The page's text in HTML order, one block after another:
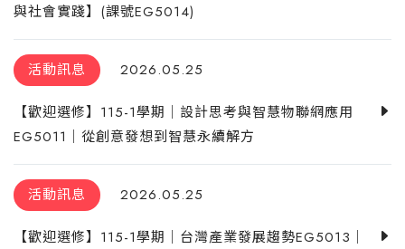
與社會實踐】(課號EG5014)
活動訊息 2026.05.25
【歡迎選修】115-1學期｜設計思考與智慧物聯網應用
EG5011｜從創意發想到智慧永續解方
活動訊息 2026.05.25
【歡迎選修】115-1學期｜台灣產業發展趨勢EG5013｜